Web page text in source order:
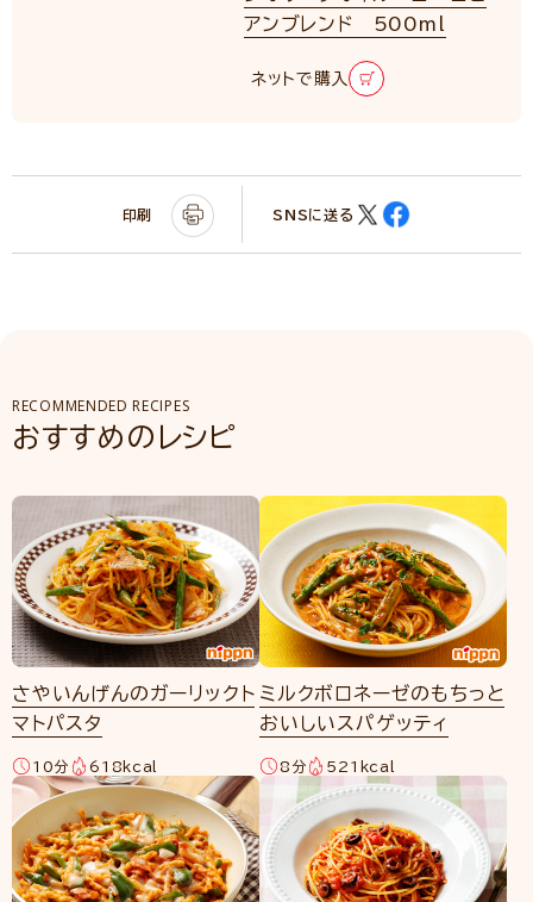
アンブレンド 500ml
ネットで購入
印刷 SNSに送る
RECOMMENDED RECIPES
おすすめのレシピ
さやいんげんのガーリックト
マトパスタ
10分 618kcal
ミルクボロネーゼのもちっと
おいしいスパゲッティ
8分 521kcal